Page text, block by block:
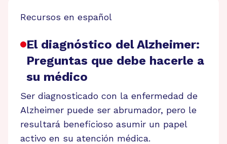
Recursos en español
El diagnóstico del Alzheimer:
Preguntas que debe hacerle a
su médico
Ser diagnosticado con la enfermedad de
Alzheimer puede ser abrumador, pero le
resultará beneficioso asumir un papel
activo en su atención médica.